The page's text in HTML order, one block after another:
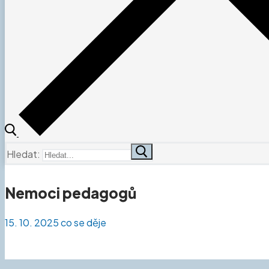
Hledat:
Nemoci pedagogů
15. 10. 2025co se děje